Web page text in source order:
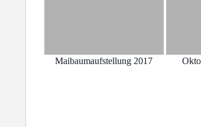
Maibaumaufstellung 2017